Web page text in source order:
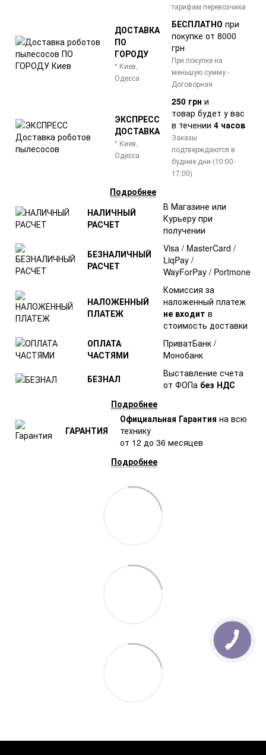
тарифам перевозчика
ДОСТАВКА
ПО
ГОРОДУ
* Киев,
Одесса
БЕСПЛАТНО при
покупке от 8000
грн
При покупке на
меньшую сумму -
Договорная
ЭКСПРЕСС
ДОСТАВКА
* Киев,
Одесса
250 грн и
товар будет у вас
в течении 4 часов
Заказы
подтверждаются в
будние дни (10:00-
17:00)
Подробнее
НАЛИЧНЫЙ
РАСЧЕТ
В Магазине или
Курьеру при
получении
БЕЗНАЛИЧНЫЙ
РАСЧЕТ
Visa / MasterCard /
LiqPay /
WayForPay / Portmone
НАЛОЖЕННЫЙ
ПЛАТЕЖ
Комиссия за
наложенный платеж
не входит в
стоимость доставки
ОПЛАТА
ЧАСТЯМИ
ПриватБанк /
Монобанк
БЕЗНАЛ
Выставление счета
от ФОПа без НДС
Подробнее
ГАРАНТИЯ
Официальная Гарантия на всю
технику
от 12 до 36 месяцев
Подробнее